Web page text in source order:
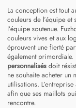
La conception est tout
couleurs de l’équipe
l’équipe soutenue.
couleurs vives et aux
éprouvent une fierté
également primordiale.
personnalisés doit
ne souhaite acheter
utilisations.
afin que ses maillots
rencontre.